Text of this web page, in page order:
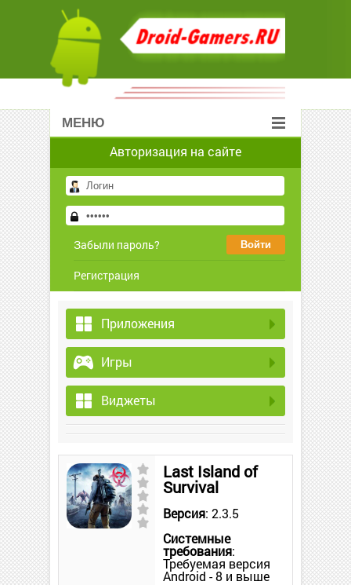
МЕНЮ
Авторизация на сайте
Забыли пароль?
Регистрация
Приложения
Игры
Виджеты
Last Island of
Survival
Версия: 2.3.5
Системные
требования:
Требуемая версия
Android - 8 и выше